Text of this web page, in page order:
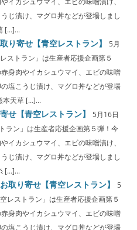
じ漬け、マグロ丼などが登場しまし
[…]...
り寄せ【青空レストラン】
5月
ストラン」は生産者応援企画第５
身肉やイカシュウマイ、エビの味噌
塩こうじ漬け、マグロ丼などが登場
本天草 […]...
せ【青空レストラン】
5月16日
ラン」は生産者応援企画第５弾！今
イカシュウマイ、エビの味噌漬け、
じ漬け、マグロ丼などが登場しまし
[…]...
取り寄せ【青空レストラン】
5
レストラン」は生産者応援企画第５
身肉やイカシュウマイ、エビの味噌
塩こうじ漬け、マグロ丼などが登場